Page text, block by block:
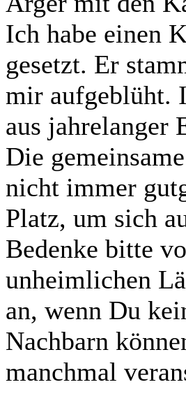
Ich habe einen
gesetzt. Er
mir aufgeblüht.
aus jahrelanger
Die
nicht immer
Platz, um sich
Bedenke bitte
unheimlichen
an, wenn Du
Nachbarn
manchmal